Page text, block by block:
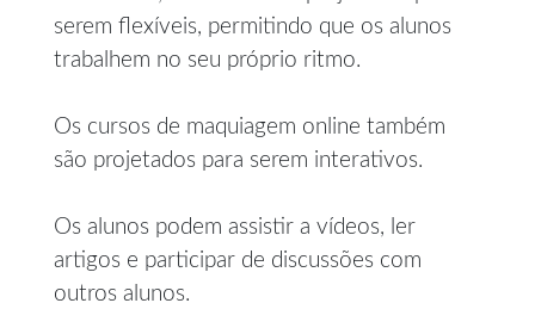
serem flexíveis, permitindo que os alunos
trabalhem no seu próprio ritmo.
Os cursos de maquiagem online também
são projetados para serem interativos.
Os alunos podem assistir a vídeos, ler
artigos e participar de discussões com
outros alunos.